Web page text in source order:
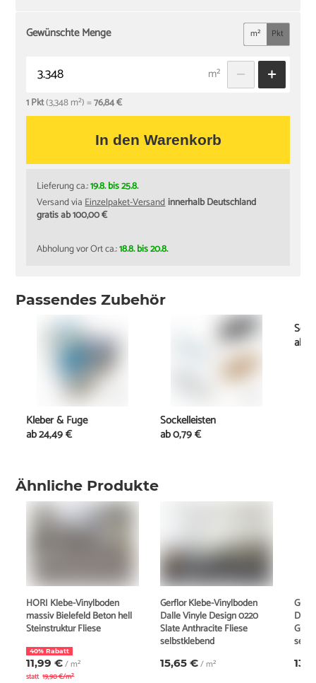
Gewünschte Menge m² Pkt
m²
1 Pkt(3,348 m²) =76,84 €
In den Warenkorb
Lieferung ca.:19.8. bis 25.8.
Versand viaEinzelpaket-Versandinnerhalb Deutschland
gratis ab 100,00 €
Abholung vor Ort ca.:18.8. bis 20.8.
Ähnliche Produkte
HORI Klebe-Vinylboden
massiv Bielefeld Beton hell
Steinstruktur Fliese
40% Rabatt
11,99 €/ m²
statt 19,90 €/m²
Gerflor Klebe-Vinylboden
Dalle Vinyle Design 0220
Slate Anthracite Fliese
selbstklebend
15,65 €/ m²
Passendes Zubehör
Kleber & Fuge
ab24,49 €
Sockelleisten
ab0,79 €
ab